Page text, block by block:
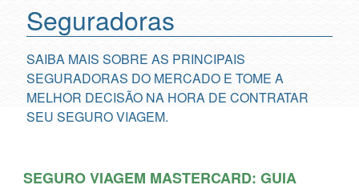
Seguradoras
SAIBA MAIS SOBRE AS PRINCIPAIS
SEGURADORAS DO MERCADO E TOME A
MELHOR DECISÃO NA HORA DE CONTRATAR
SEU SEGURO VIAGEM.
SEGURO VIAGEM MASTERCARD: GUIA